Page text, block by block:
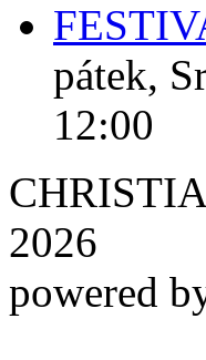
pátek,
12:00
2026
powered